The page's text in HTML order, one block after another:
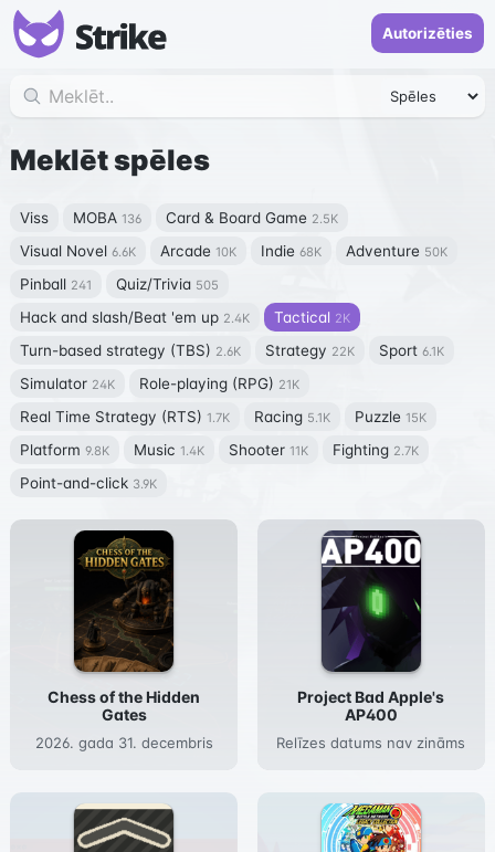
Autorizēties
Meklēt spēles
Viss MOBA 136 Card & Board Game 2.5K
Visual Novel 6.6K Arcade 10K Indie 68K Adventure 50K
Pinball 241 Quiz/Trivia 505
Hack and slash/Beat 'em up 2.4K Tactical 2K
Turn-based strategy (TBS) 2.6K Strategy 22K Sport 6.1K
Simulator 24K Role-playing (RPG) 21K
Real Time Strategy (RTS) 1.7K Racing 5.1K Puzzle 15K
Platform 9.8K Music 1.4K Shooter 11K Fighting 2.7K
Point-and-click 3.9K
Chess of the Hidden
Gates
2026. gada 31. decembris
Project Bad Apple's
AP400
Relīzes datums nav zināms